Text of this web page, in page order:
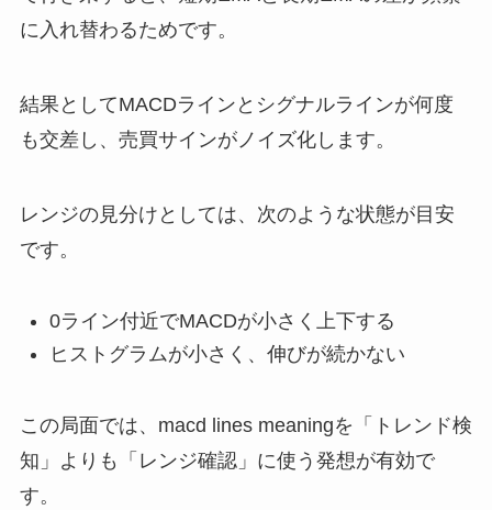
に入れ替わるためです。
結果としてMACDラインとシグナルラインが何度
も交差し、売買サインがノイズ化します。
レンジの見分けとしては、次のような状態が目安
です。
0ライン付近でMACDが小さく上下する
ヒストグラムが小さく、伸びが続かない
この局面では、macd lines meaningを「トレンド検
知」よりも「レンジ確認」に使う発想が有効で
す。